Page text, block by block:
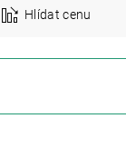
Hlídat cenu